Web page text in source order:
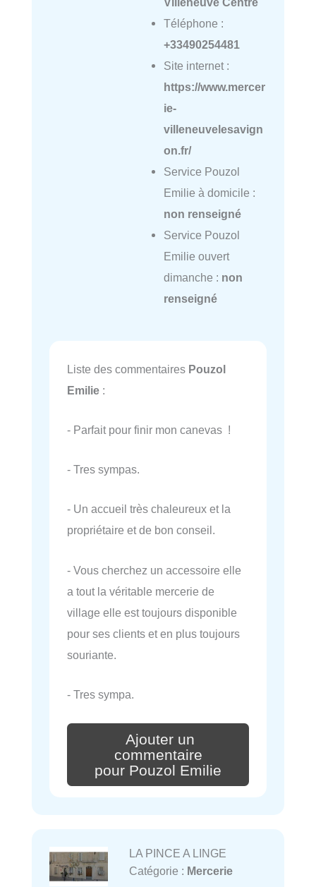
Téléphone :
+33490254481
Site internet :
https://www.mercer
ie-
villeneuvelesavign
on.fr/
Service Pouzol
Emilie à domicile :
non renseigné
Service Pouzol
Emilie ouvert
dimanche : non
renseigné
Liste des commentaires Pouzol
Emilie :
- Parfait pour finir mon canevas !
- Tres sympas.
- Un accueil très chaleureux et la
propriétaire et de bon conseil.
- Vous cherchez un accessoire elle
a tout la véritable mercerie de
village elle est toujours disponible
pour ses clients et en plus toujours
souriante.
- Tres sympa.
Ajouter un
commentaire
pour Pouzol Emilie
LA PINCE A LINGE
Catégorie : Mercerie